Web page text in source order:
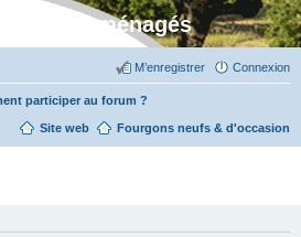
- Vans aménagés
Connexion
M’enregistrer
participer au forum ?
Fourgons neufs & d'occasion
Site web